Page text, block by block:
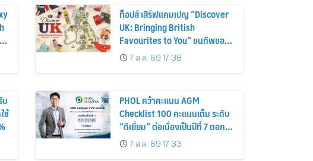
ท็อปส์ เสิร์ฟแคมเปญ “Discover
UK: Bringing British
Favourites to You” ขนทัพของ
อร่อยและไอเท็มฮิตจากสหราช
อาณาจักร ส่งตรงถึงมือตั้งแต่วัน
7 ส.ค. 69 17:38
ช้
PHOL คว้าคะแนน AGM
Checklist 100 คะแนนเต็ม ระดับ
“ดีเยี่ยม” ต่อเนื่องเป็นปีที่ 7 ตอกย้ำ
การดำเนินธุรกิจตามหลักธรรมาภิ
บาล โปร่งใส สร้างความเชื่อมั่นผู้
7 ส.ค. 69 17:33